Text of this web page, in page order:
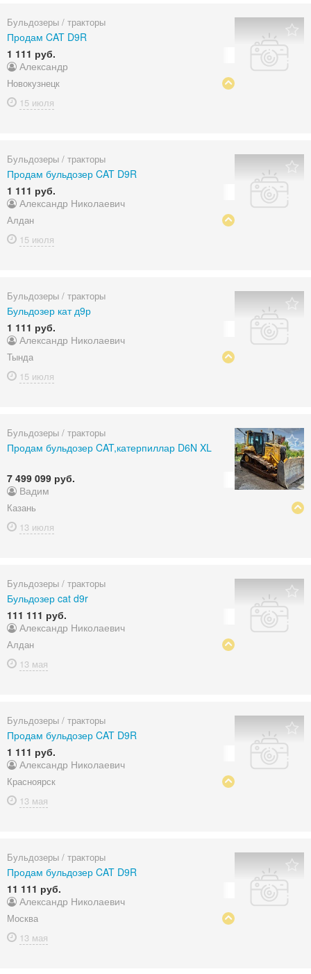
Бульдозеры / тракторы
Продам CAT D9R
1 111 руб.
Александр
Новокузнецк
15 июля
Бульдозеры / тракторы
Продам бульдозер CAT D9R
1 111 руб.
Александр Николаевич
Алдан
15 июля
Бульдозеры / тракторы
Бульдозер кат д9р
1 111 руб.
Александр Николаевич
Тында
15 июля
Бульдозеры / тракторы
Продам бульдозер CAT,катерпиллар D6N XL
7 499 099 руб.
Вадим
Казань
13 июля
Бульдозеры / тракторы
Бульдозер cat d9r
111 111 руб.
Александр Николаевич
Алдан
13 мая
Бульдозеры / тракторы
Продам бульдозер CAT D9R
1 111 руб.
Александр Николаевич
Красноярск
13 мая
Бульдозеры / тракторы
Продам бульдозер CAT D9R
11 111 руб.
Александр Николаевич
Москва
13 мая